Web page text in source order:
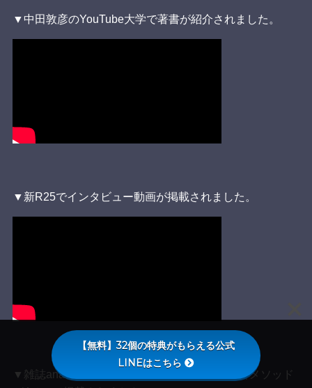
▼中田敦彦のYouTube大学で著書が紹介されました。
▼新R25でインタビュー動画が掲載されました。
▼雑誌ananの選択力の高め方特集で、自己理解メソッド
【無料】32個の特典がもらえる公式
LINEはこちら